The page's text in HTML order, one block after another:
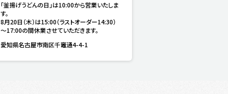
「釜揚げうどんの日」は10:00から営業いたしま
す。
8月20日（木）は15:00（ラストオーダー14:30）
～17:00の間休業させていただきます。
愛知県名古屋市南区千竈通4-4-1